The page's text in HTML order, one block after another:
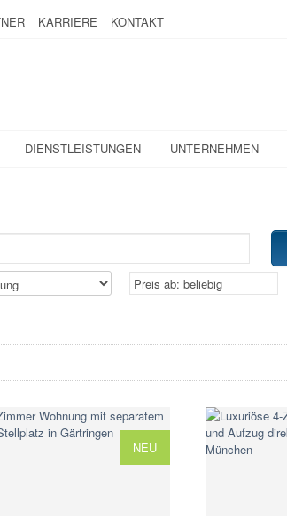
KARRIERE KONTAKT
DIENSTLEISTUNGEN UNTERNEHMEN
NEU